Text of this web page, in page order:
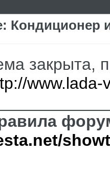
Кондиционер
закрыта,